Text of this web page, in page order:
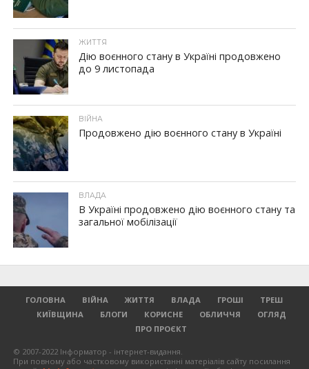
ЖИТТЯ
Дію воєнного стану в Україні продовжено
до 9 листопада
ВІЙНА
Продовжено дію воєнного стану в Україні
ВЛАДА
В Україні продовжено дію воєнного стану та
загальної мобілізації
ГОЛОВНА ВІЙНА ЖИТТЯ ВЛАДА ГРОШІ
ТРЕШ
КИЇВЩИНА
БЛОГИ КОРИСНЕ ОБЛИЧЧЯ
ОГЛЯД
ПРО ПРОЄКТ
© 2007-2022 Інформатор - інтернет-видання.
При повному або частковому використанні матеріалів сайту посилання